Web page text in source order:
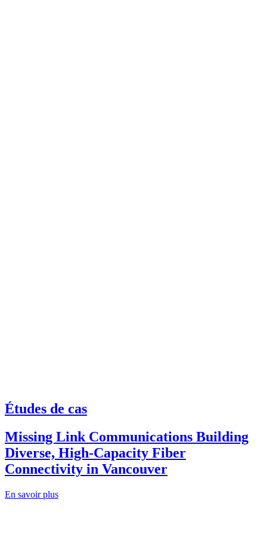
Études de cas
Missing Link Communications Building
Diverse, High-Capacity Fiber
Connectivity in Vancouver
En savoir plus